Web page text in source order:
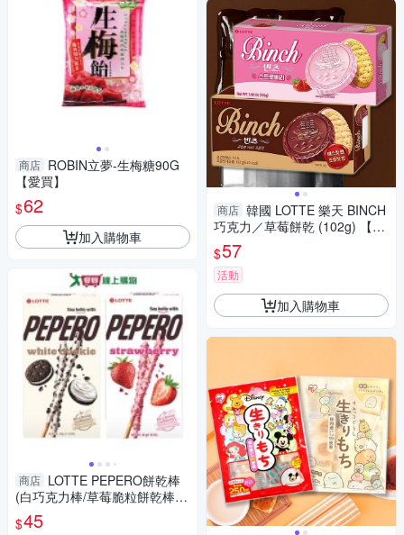
商店 ROBIN立夢-生梅糖90G
【愛買】
$62
加入購物車
商店 LOTTE PEPERO餅乾棒
(白巧克力棒/草莓脆粒餅乾棒)
(32G/盒)【愛買】
$45
商店 韓國 LOTTE 樂天 BINCH
巧克力／草莓餅乾 (102g) 【小
三美日】 D634439 下午茶 甜
點 點心 月老 零食 餅乾
$57
活動
加入購物車